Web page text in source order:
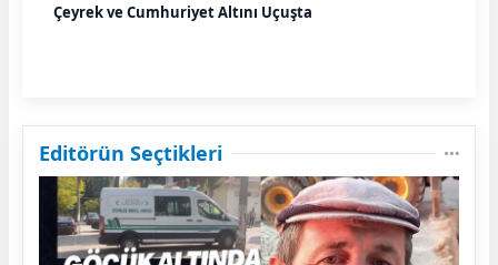
Çeyrek ve Cumhuriyet Altını Uçuşta
Editörün Seçtikleri